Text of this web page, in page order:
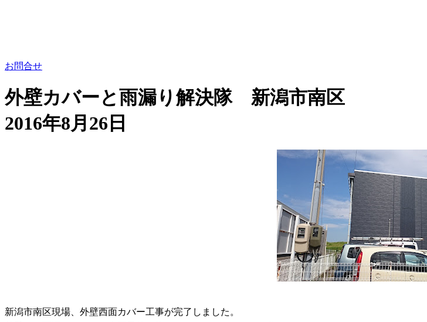
お問合せ
外壁カバーと雨漏り解決隊 新潟市南区
2016年8月26日
新潟市南区現場、外壁西面カバー工事が完了しました。